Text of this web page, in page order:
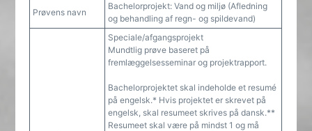
Prøvens navn
Bachelorprojekt: Vand og miljø (Afledning
og behandling af regn- og spildevand)
Speciale/afgangsprojekt
Mundtlig prøve baseret på
fremlæggelsesseminar og projektrapport.
Bachelorprojektet skal indeholde et resumé
på engelsk.* Hvis projektet er skrevet på
engelsk, skal resumeet skrives på dansk.**
Resumeet skal være på mindst 1 og må